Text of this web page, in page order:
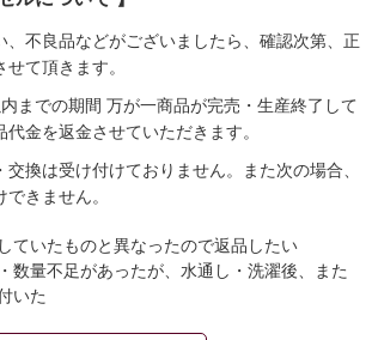
、不良品などがございましたら、確認次第、正
て頂きます。
までの期間 万が一商品が完売・生産終了して
金を返金させていただきます。
交換は受け付けておりません。また次の場合、
きません。
ていたものと異なったので返品したい
数量不足があったが、水通し・洗濯後、また
いた